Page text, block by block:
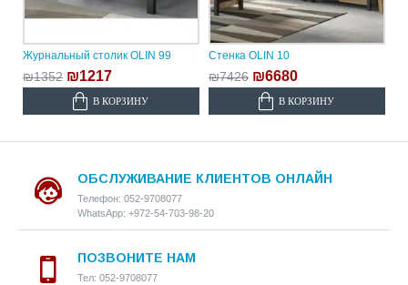
Журнальный столик OLIN 99
₪1352 ₪1217
В КОРЗИНУ
Стенка OLIN 10
₪7426 ₪6680
В КОРЗИНУ
ОБСЛУЖИВАНИЕ КЛИЕНТОВ ОНЛАЙН
Телефон: 052-9708077
WhatsApp: +972-54-703-98-20
ПОЗВОНИТЕ НАМ
Тел: 052-9708077